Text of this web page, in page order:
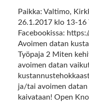
Paikka: Valtimo,
26.1.2017 klo 13-16
Facebookissa:
Avoimen datan
Työpaja 2 Miten
avoimen datan
ja/tai avoimen
kaivataan! Open